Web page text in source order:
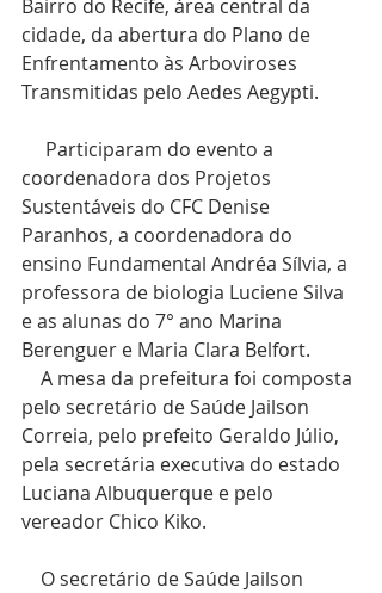
Bairro do Recife, área central da
cidade, da abertura do Plano de
Enfrentamento às Arboviroses
Transmitidas pelo Aedes Aegypti.
coordenadora dos Projetos
Sustentáveis do CFC Denise
Paranhos, a coordenadora do
ensino Fundamental Andréa Sílvia, a
professora de biologia Luciene Silva
e as alunas do 7° ano Marina
Berenguer e Maria Clara Belfort.
pelo secretário de Saúde Jailson
Correia, pelo prefeito Geraldo Júlio,
pela secretária executiva do estado
Luciana Albuquerque e pelo
vereador Chico Kiko.